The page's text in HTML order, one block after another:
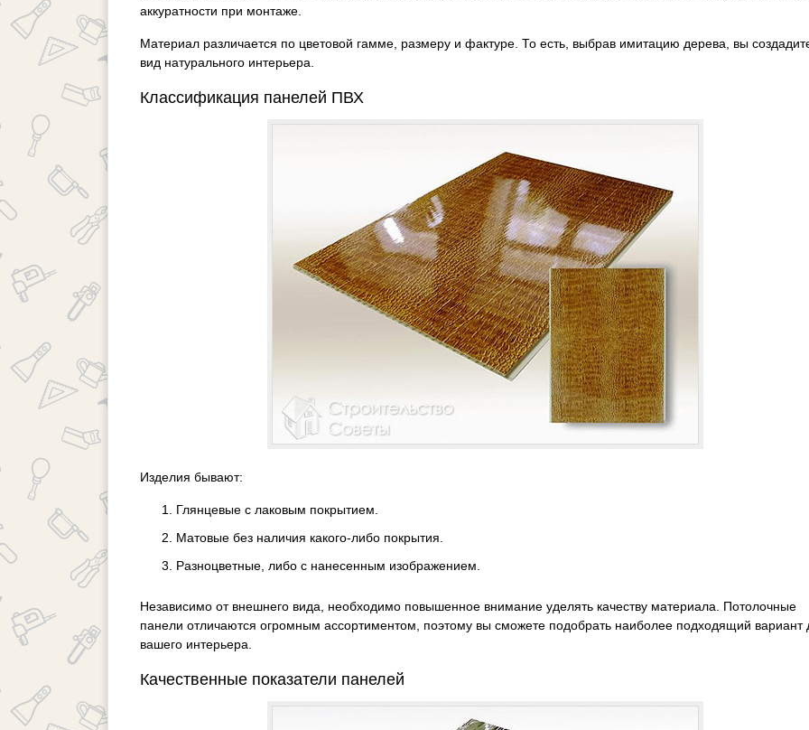
аккуратности при монтаже.
Материал различается по цветовой гамме, размеру и фактуре. То есть, выбрав имитацию дерева, вы
вид натурального интерьера.
Классификация панелей ПВХ
Изделия бывают:
Глянцевые с лаковым покрытием.
Матовые без наличия какого-либо покрытия.
Разноцветные, либо с нанесенным изображением.
Независимо от внешнего вида, необходимо повышенное внимание уделять качеству материала. Потолочные
панели отличаются огромным ассортиментом, поэтому вы сможете подобрать наиболее подходящий вариант
вашего интерьера.
Качественные показатели панелей